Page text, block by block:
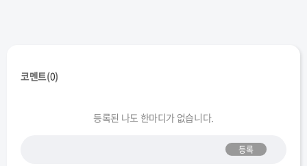
코멘트(0)
등록된 나도 한마디가 없습니다.
등록